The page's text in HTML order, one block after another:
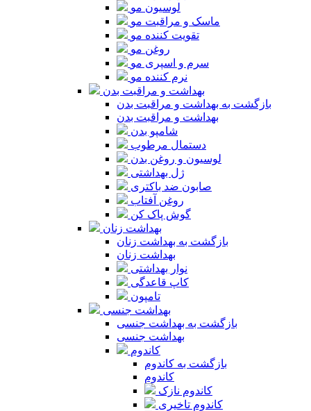
لوسیون مو
ماسک و مراقبت مو
تقویت کننده مو
روغن مو
سرم و اسپری مو
نرم کننده مو
بهداشت و مراقبت بدن
بازگشت به بهداشت و مراقبت بدن
بهداشت و مراقبت بدن
شامپو بدن
دستمال مرطوب
لوسیون و روغن بدن
ژل بهداشتی
صابون ضد باکتری
روغن آفتاب
گوش پاک کن
بهداشت زنان
بازگشت به بهداشت زنان
بهداشت زنان
نوار بهداشتی
کاپ قاعدگی
تامپون
بهداشت جنسی
بازگشت به بهداشت جنسی
بهداشت جنسی
کاندوم
بازگشت به کاندوم
کاندوم
کاندوم نازک
کاندوم تاخیری